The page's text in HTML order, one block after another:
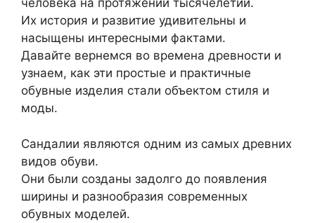
человека на протяжении тысячелетий.
Их история и развитие удивительны и
насыщены интересными фактами.
Давайте вернемся во времена древности и
узнаем, как эти простые и практичные
обувные изделия стали объектом стиля и
моды.
Сандалии являются одним из самых древних
видов обуви.
Они были созданы задолго до появления
ширины и разнообразия современных
обувных моделей.